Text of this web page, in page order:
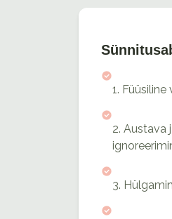
1.
2. Austava
3.